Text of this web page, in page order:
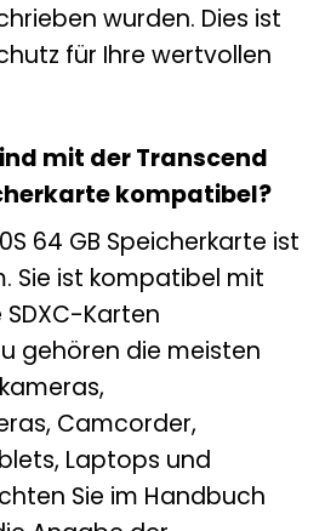
wurden. Dies ist
für Ihre wertvollen
mit der Transcend
kompatibel?
64 GB Speicherkarte ist
Sie ist kompatibel mit
Karten
gehören die meisten
Camcorder,
Laptops und
Sie im Handbuch